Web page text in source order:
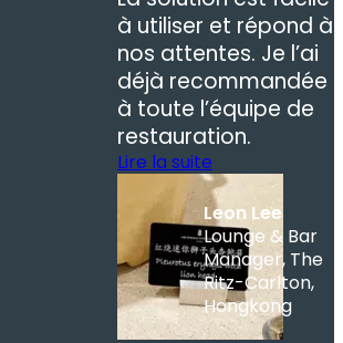
à utiliser et répond à
nos attentes. Je l’ai
déjà recommandée
à toute l’équipe de
restauration.
Lire la suite
Leon Lee
Lounge & Bar
Manager, The
Ritz-Carlton,
Hongkong